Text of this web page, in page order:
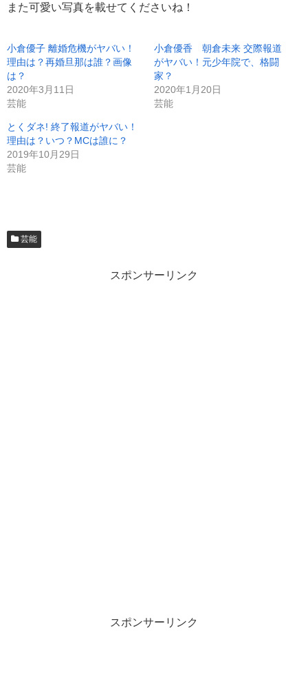
また可愛い写真を載せてくださいね！
小倉優子 離婚危機がヤバい！
理由は？再婚旦那は誰？画像
は？
2020年3月11日
芸能
小倉優香 朝倉未来 交際報道
がヤバい！元少年院で、格闘
家？
2020年1月20日
芸能
とくダネ! 終了報道がヤバい！
理由は？いつ？MCは誰に？
2019年10月29日
芸能
芸能
スポンサーリンク
スポンサーリンク